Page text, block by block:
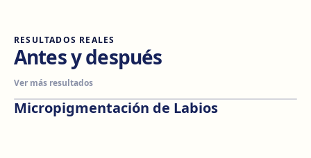
RESULTADOS REALES
Antes y después
Ver más resultados
Antes
Micropigmentación de Labios